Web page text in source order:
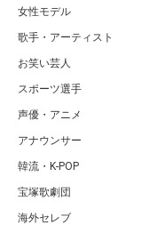
女性モデル
歌手・アーティスト
お笑い芸人
スポーツ選手
声優・アニメ
アナウンサー
韓流・K-POP
宝塚歌劇団
海外セレブ